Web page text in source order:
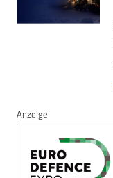
Anzeige